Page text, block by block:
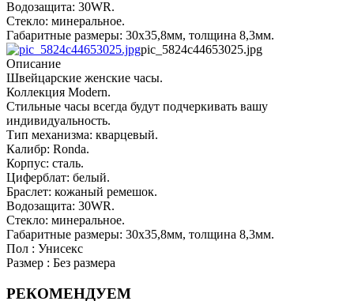
Водозащита: 30WR.
Стекло: минеральное.
Габаритные размеры: 30х35,8мм, толщина 8,3мм.
pic_5824c44653025.jpg
Описание
Швейцарские женские часы.
Коллекция Modern.
Стильные часы всегда будут подчеркивать вашу
индивидуальность.
Тип механизма: кварцевый.
Калибр: Ronda.
Корпус: сталь.
Циферблат: белый.
Браслет: кожаный ремешок.
Водозащита: 30WR.
Стекло: минеральное.
Габаритные размеры: 30х35,8мм, толщина 8,3мм.
Пол : Унисекс
Размер : Без размера
РЕКОМЕНДУЕМ